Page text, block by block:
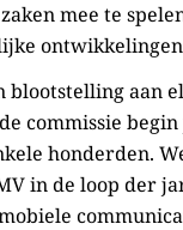
mee te
blootstelling aan
commissie
honderden.
in de loop der